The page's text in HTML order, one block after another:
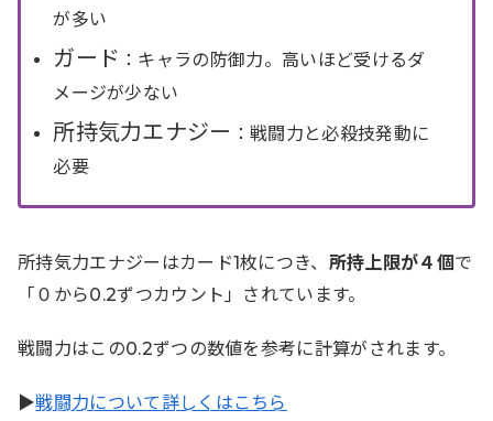
が多い
ガード ：キャラの防御力。高いほど受けるダ
メージが少ない
所持気力エナジー ：戦闘力と必殺技発動に
必要
所持気力エナジーはカード1枚につき、 所持上限が４個で
「０から0.2ずつカウント」されています。
戦闘力はこの0.2ずつの数値を参考に計算がされます。
▶︎戦闘力について詳しくはこちら